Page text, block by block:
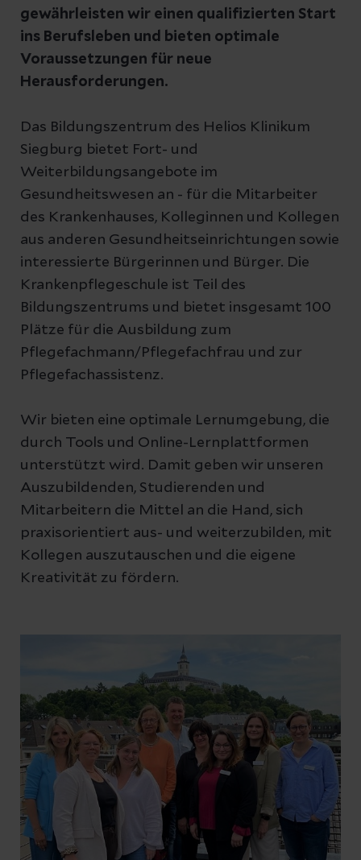
gewährleisten wir einen qualifizierten Start
ins Berufsleben und bieten optimale
Voraussetzungen für neue
Herausforderungen.
Das Bildungszentrum des Helios Klinikum
Siegburg bietet Fort- und
Weiterbildungsangebote im
Gesundheitswesen an - für die Mitarbeiter
des Krankenhauses, Kolleginnen und Kollegen
aus anderen Gesundheitseinrichtungen sowie
interessierte Bürgerinnen und Bürger. Die
Krankenpflegeschule ist Teil des
Bildungszentrums und bietet insgesamt 100
Plätze für die Ausbildung zum
Pflegefachmann/Pflegefachfrau und zur
Pflegefachassistenz.
Wir bieten eine optimale Lernumgebung, die
durch Tools und Online-Lernplattformen
unterstützt wird. Damit geben wir unseren
Auszubildenden, Studierenden und
Mitarbeitern die Mittel an die Hand, sich
praxisorientiert aus- und weiterzubilden, mit
Kollegen auszutauschen und die eigene
Kreativität zu fördern.